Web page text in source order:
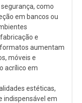
como
em bancos ou
e
aumentam
móveis e
acrílico em
estéticas,
indispensável em